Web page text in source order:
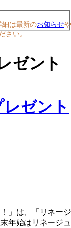
細は最新のお知らせや
さい。
ゼント
」は、「リネージ
年始はリネージュ